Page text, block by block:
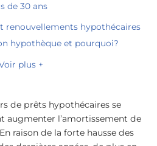
de 30 ans
renouvellements hypothécaires
hypothèque et pourquoi?
plus +
de prêts hypothécaires se
augmenter l’amortissement de
raison de la forte hausse des